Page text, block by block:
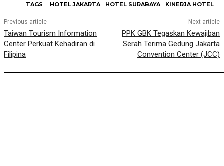
TAGS HOTEL JAKARTA HOTEL SURABAYA KINERJA HOTEL
Previous article
Taiwan Tourism Information
Center Perkuat Kehadiran di
Filipina
Next article
PPK GBK Tegaskan Kewajiban
Serah Terima Gedung Jakarta
Convention Center (JCC)